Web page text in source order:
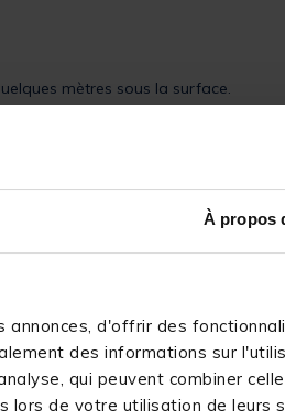
À propos
annonces, d'offrir des
des informations sur
qui peuvent combiner
lors de votre utilisation de leurs
mètres sous la surface.
très proche de l’eau, celui-ci
très encombrés de type milieux
mâchoires des sparidés.
aux leurres que pour celles à
d’éviter un « effet mémoire »